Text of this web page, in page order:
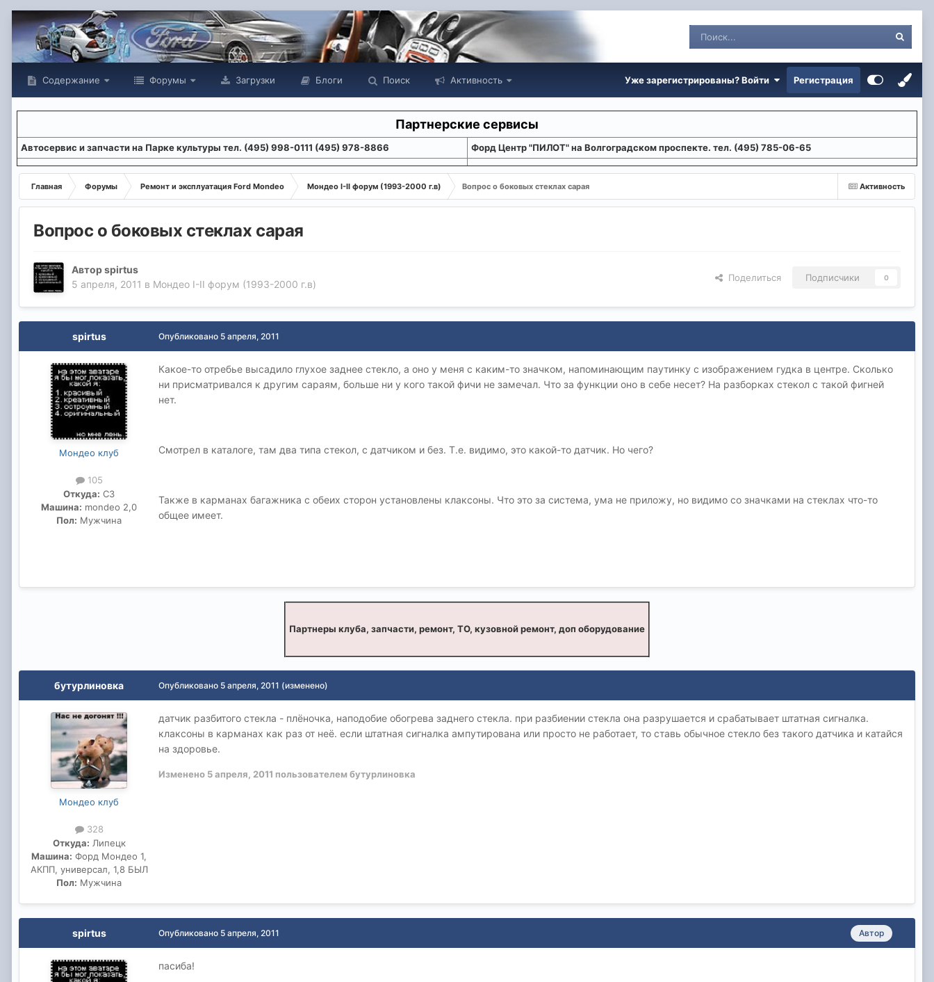
Содержание Форумы Загрузки Блоги Поиск Активность Уже зарегистрированы? Войти Регистрация
Партнерские сервисы
Aвтосервис и запчасти на Парке культуры тел. (495) 998-0111 (495) 978-8866 Форд Центр "ПИЛОТ" на Волгоградском проспекте. тел. (495) 785-06-65
Активность
Главная Форумы Ремонт и эксплуатация Ford Mondeo Мондео I-II форум (1993-2000 г.в) Вопрос о боковых стеклах сарая
Вопрос о боковых стеклах сарая
Авторspirtus
5 апреля, 2011 в Мондео I-II форум (1993-2000 г.в)
Поделиться Подписчики 0
spirtus
Мондео клуб
105
Откуда: СЗ
Машина: mondeo 2,0
Пол: Мужчина
Опубликовано 5 апреля, 2011
Какое-то отребье высадило глухое заднее стекло, а оно у меня с каким-то значком, напоминающим паутинку с изображением гудка в центре. Сколько
ни присматривался к другим сараям, больше ни у кого такой фичи не замечал. Что за функции оно в себе несет? На разборках стекол с такой фигней
нет.
Смотрел в каталоге, там два типа стекол, с датчиком и без. Т.е. видимо, это какой-то датчик. Но чего?
Также в карманах багажника с обеих сторон установлены клаксоны. Что это за система, ума не приложу, но видимо со значками на стеклах что-то
общее имеет.
Партнеры клуба, запчасти, ремонт, ТО, кузовной ремонт, доп оборудование
бутурлиновка
Мондео клуб
328
Откуда: Липецк
Машина: Форд Мондео 1,
АКПП, универсал, 1,8 БЫЛ
Пол: Мужчина
Опубликовано 5 апреля, 2011 (изменено)
датчик разбитого стекла - плёночка, наподобие обогрева заднего стекла. при разбиении стекла она разрушается и срабатывает штатная сигналка.
клаксоны в карманах как раз от неё. если штатная сигналка ампутирована или просто не работает, то ставь обычное стекло без такого датчика и катайся
на здоровье.
Изменено 5 апреля, 2011 пользователем бутурлиновка
spirtus Автор
Опубликовано 5 апреля, 2011
пасиба!